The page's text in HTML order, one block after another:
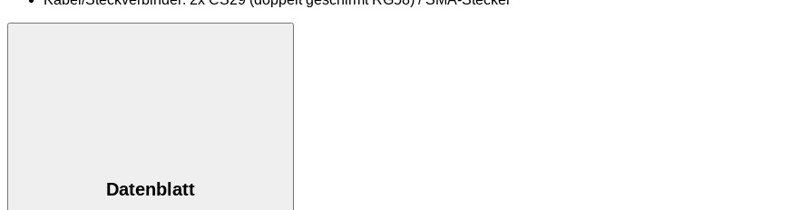
Datenblatt